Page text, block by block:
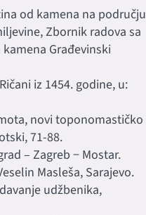
od kamena na području
Zbornik radova sa
Građevinski
iz 1454. godine, u:
novi toponomastičko
71-88.
– Zagreb − Mostar.
Masleša, Sarajevo.
udžbenika,